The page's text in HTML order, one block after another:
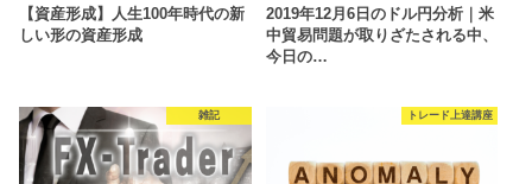
【資産形成】人生100年時代の新
しい形の資産形成
2019年12月6日のドル円分析｜米
中貿易問題が取りざたされる中、
今日の…
雑記 トレード上達講座